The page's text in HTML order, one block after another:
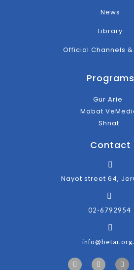
News
Library
Official Channels
Programs
Gur Arie
Mabat
Shnat
Contact
Nayot street 64,
02-6792954
F
a
T
w
I
n